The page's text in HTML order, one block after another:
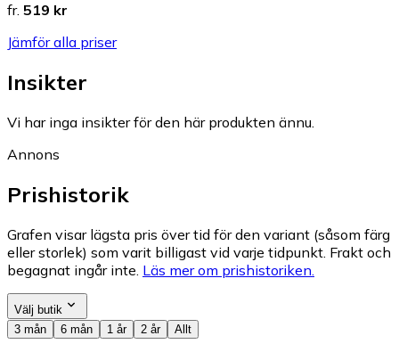
fr. 519 kr
Jämför alla priser
Insikter
Vi har inga insikter för den här produkten ännu.
Annons
Prishistorik
Grafen visar lägsta pris över tid för den variant (såsom färg
eller storlek) som varit billigast vid varje tidpunkt. Frakt och
begagnat ingår inte. Läs mer om prishistoriken.
Välj butik
3 mån
6 mån 1 år 2 år Allt